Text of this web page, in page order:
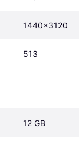
1440x3120
513
12 GB